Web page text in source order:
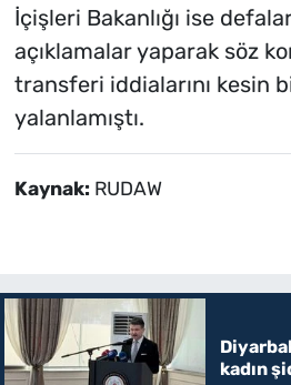
İçişleri Bakanlığı ise
açıklamalar yaparak söz
transferi iddialarını kesin
yalanlamıştı.
Kaynak: RUDAW
kadın